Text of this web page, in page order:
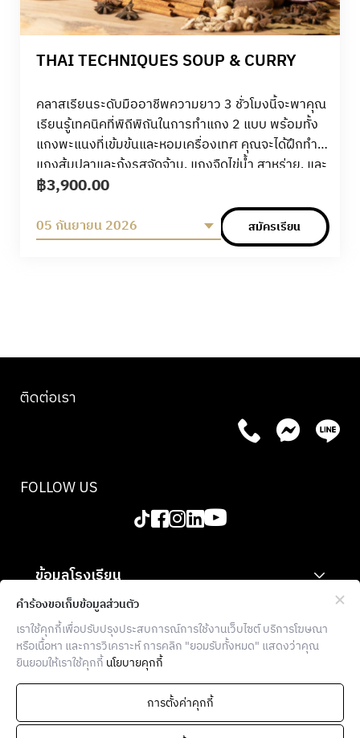
THAI TECHNIQUES SOUP & CURRY
คลาสเรียนระดับมืออาชีพความยาว 3 ชั่วโมงนี้จะพาคุณ
เรียนรู้เทคนิคที่พิถีพิถันในการทำแกง 2 แบบ พร้อมทั้ง
แกงพะแนงที่เข้มข้นและหอมเครื่องเทศ คุณจะได้ฝึกทำ
แกงส้มปลาและกุ้งรสจัดจ้าน, แกงจืดไข่น้ำ สาหร่าย, และ
เรียนรู้การโขลกพริกแกงพะแนงด้วยตนเอง ปิดท้ายด้วย
พะแนงเนื้อหรือหมู คลาสนี้ผสมผสานทั้งทฤษฎี ความรู้
เรื่องวัตถุดิบ การสาธิต และการฝึกปฏิบัติจริง เพื่อเสริม
สร้างทักษะและความมั่นใจในการทำอาหารไทยอย่างมือ
฿3,900.00
05 กันยายน 2026 สมัครเรียน
THE FOOD SCHOOL BANGKOK
936 โครงการบล็อก 28 ตึก E ซอยจุฬา 7
แขวงวังใหม่ เขตปทุมวัน กรุงเทพฯ
ข้อมูลโรงเรียน
สำหรับองค์กร
ข้อมูลเพิ่มเติม
ติดต่อเรา
FOLLOW US
คำร้องขอเก็บข้อมูลส่วนตัว
เราใช้คุกกี้เพื่อปรับปรุงประสบการณ์การใช้งานเว็บไซต์ บริการโฆษณา
หรือเนื้อหา และการวิเคราะห์ การคลิก "ยอมรับทั้งหมด" แสดงว่าคุณ
ยินยอมให้เราใช้คุกกี้นโยบายคุกกี้
การตั้งค่าคุกกี้